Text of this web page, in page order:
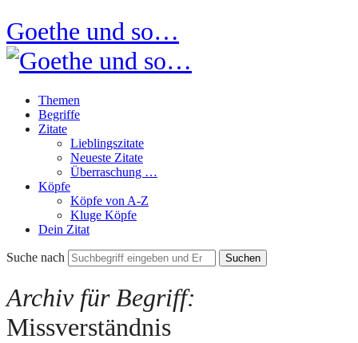
Goethe und so…
Themen
Begriffe
Zitate
Lieblingszitate
Neueste Zitate
Überraschung …
Köpfe
Köpfe von A-Z
Kluge Köpfe
Dein Zitat
Suche nach
Archiv für Begriff:
Missverständnis